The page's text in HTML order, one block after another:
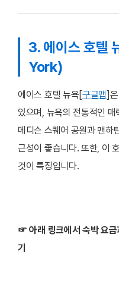
3. 에이스 호
York)
에이스 호텔 뉴욕[구글맵]
있으며, 뉴욕의 전통적인
메디슨 스퀘어 공원과 맨하
근성이 좋습니다. 또한, 이
것이 특징입니다.
☞ 아래 링크에서 숙박 요금
기